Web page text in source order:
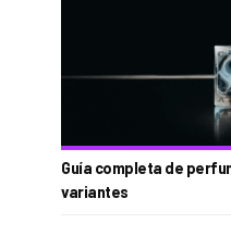
Guía completa de
variantes